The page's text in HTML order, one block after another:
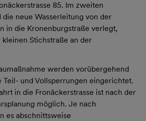
85. Im zweiten
neue Wasserleitung von der
in die Kronenburgstraße verlegt,
Stichstraße an der
werden vorübergehend
Teil- und Vollsperrungen eingerichtet.
in die Fronäckerstrasse ist nach der
möglich. Je nach
es abschnittsweise